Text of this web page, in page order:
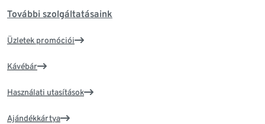
További szolgáltatásaink
Üzletek promóciói
Kávébár
Használati utasítások
Ajándékkártya